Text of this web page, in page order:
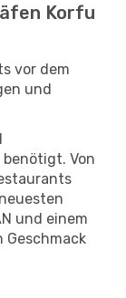
Korfu
vor dem
und
Von
und einem